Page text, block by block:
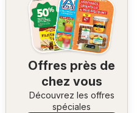
Offres près de
chez vous
Découvrez les offres
spéciales